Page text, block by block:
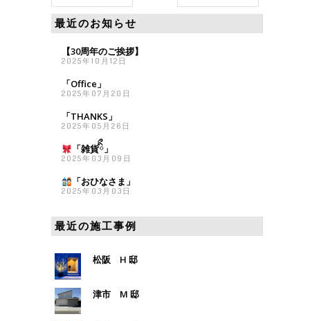
最近のお知らせ
【30周年のご挨拶】
2025年10月12日
「Office」
2025年07月20日
「THANKS」
2025年05月26日
「雑貨ིྀ」
2025年03月09日
「おひなさま 」
2025年03月03日
最近の施工事例
松阪 H 邸
津市 M 邸